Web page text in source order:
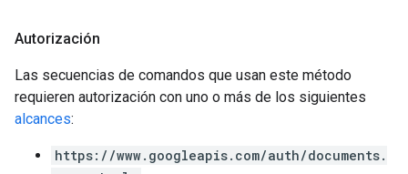
Autorización
Las secuencias de comandos que usan este método
requieren autorización con uno o más de los siguientes
alcances:
https://www.googleapis.com/auth/documents.